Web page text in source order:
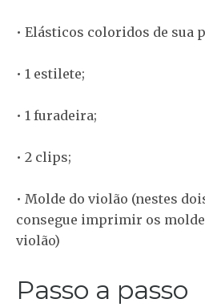
• Elásticos coloridos de sua
• 1 estilete;
• 1 furadeira;
• 2 clips;
• Molde do violão (nestes
consegue imprimir os
violão)
Passo a passo